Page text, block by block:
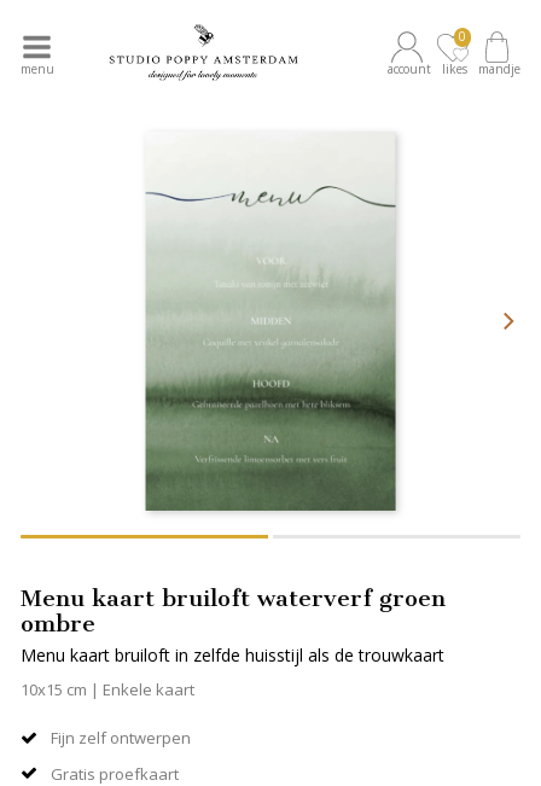
menu account likes
0
mandje
Menu kaart bruiloft waterverf groen
ombre
Menu kaart bruiloft in zelfde huisstijl als de trouwkaart
10x15 cm | Enkele kaart
Fijn zelf ontwerpen
Gratis proefkaart